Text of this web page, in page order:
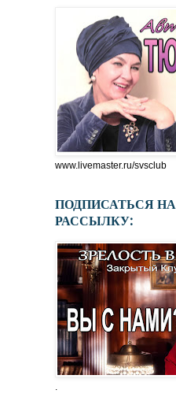
www.livemaster.ru/svsclub
ПОДПИСАТЬСЯ НА
РАССЫЛКУ:
.